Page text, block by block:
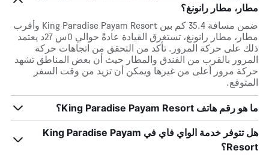
مطار، مطار رانونغ؟
ضمن مسافة 35.4 كم بين King Paradise Payam Resort وأقرب
مطار، مطار رانونغ، تستغرق القيادة عادةً حوالي 0س 27د يعتمد
ذلك على حركة المرور. تأكد من التحقق من اتجاهات حركة
المرور بالقرب من الفندق والمطار حيث أن بعض المناطق تشهد
حركة مرور أعلى من غيرها ويمكن أن تزيد من وقت السفر
المتوقع.
ما هو رقم هاتف King Paradise Payam Resort؟
هل تتوفر خدمة الواي فاي في King Paradise Payam
Resort؟